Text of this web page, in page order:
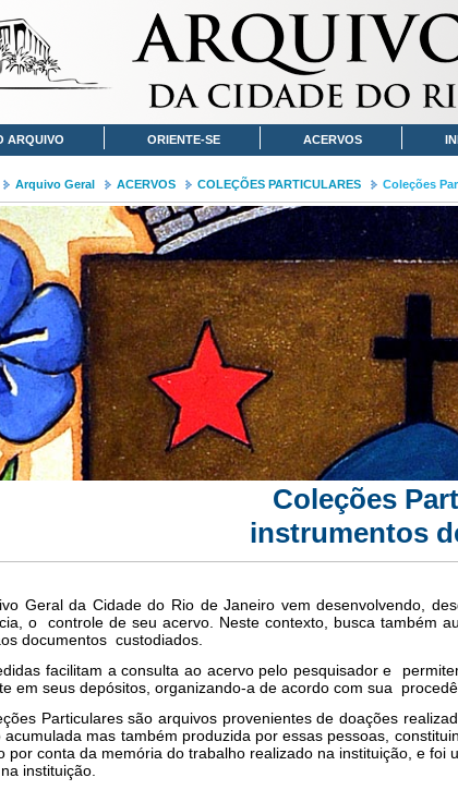
ARQUIVO ORIENTE-SE ACERVOS
Arquivo Geral ACERVOS COLEÇÕES PARTICULARES Coleções
Coleções
instrumentos
Geral da Cidade do Rio de Janeiro vem desenvolvendo,
o controle de seu acervo. Neste contexto, busca também
documentos custodiados.
facilitam a consulta ao acervo pelo pesquisador e
em seus depósitos, organizando-a de acordo com sua
Particulares são arquivos provenientes de doações
mas também produzida por essas pessoas,
por conta da memória do trabalho realizado na instituição, e
instituição.